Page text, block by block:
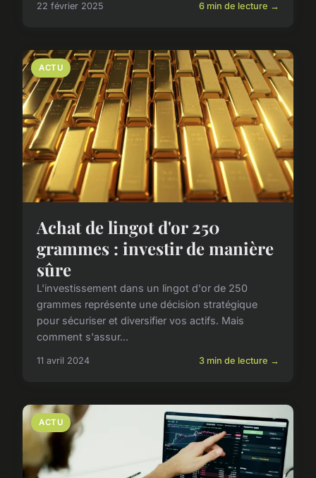
22 février 2025 6 min de lecture →
ACTU
Achat de lingot d'or 250
grammes : investir de manière
sûre
L'investissement dans un lingot d'or de 250
grammes représente une décision stratégique
pour sécuriser et diversifier vos actifs. Mais
comment s'assur...
11 avril 2024 3 min de lecture →
ACTU